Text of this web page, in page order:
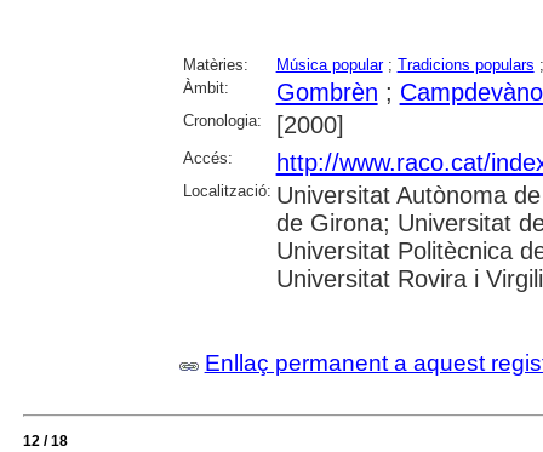
Matèries: Música popular; Tradicions populars
Àmbit:
Gombrèn ;
Cronologia: [2000]
Accés: http://www.raco.cat/
Localització: Universitat Autònoma
de Girona; Universitat
Universitat Politècnica
Universitat Rovira i Virgili
Enllaç permanent a aquest
12 / 18